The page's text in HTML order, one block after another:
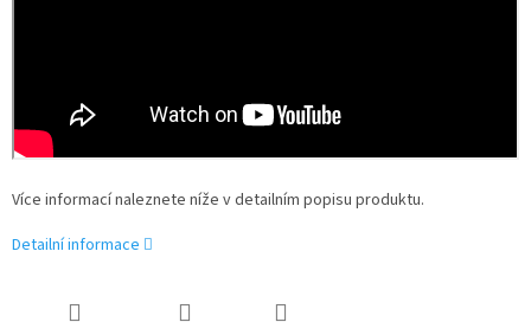
Více informací naleznete níže v detailním popisu produktu.
Detailní informace